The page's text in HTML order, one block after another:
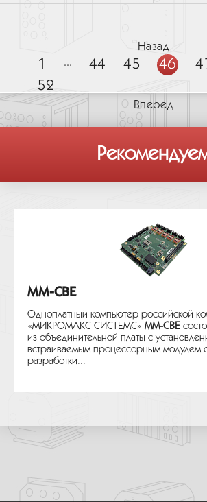
Назад
1 ... 44 45 46
52
Вперед
MM-CBE
Одноплатный компьютер российской
«МИКРОМАКС СИСТЕМС» MM-CBE
из объединительной платы с
встраиваемым процессорным модулем
разработки...